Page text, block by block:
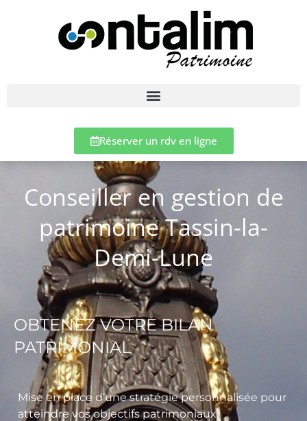
Réserver un rdv en ligne
Conseiller en gestion de
patrimoine Tassin-la-
Demi-Lune
OBTENEZ VOTRE BILAN
PATRIMONIAL
Mise en place d’une stratégie personnalisée pour
atteindre vos objectifs patrimoniaux.